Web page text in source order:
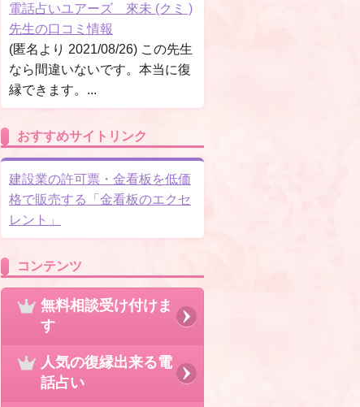
電話占いユアーズ 來未 (クミ )
先生の口コミ情報
(匿名より 2021/08/26) この先生
なら間違いないです。本当に復
縁できます。...
おすすめサイトリンク
建設業の許可票・金看板を低価
格で販売する「金看板のエクセ
レント」
コンテンツ
無料相談受け付けま
す
人気の復縁出来る電
話占い